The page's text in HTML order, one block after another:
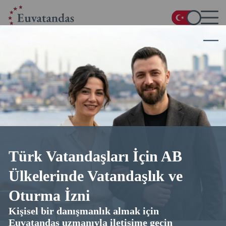
İspanya’da Oturma İzni Nasıl Alınır
13.03.2026
38 dakika okuma
4.9üzerinden 5 (38oylar)
Türk Vatandaşları İçin AB
Ülkelerinde Vatandaşlık ve
Oturma İzni
Kişisel bir danışmanlık almak için
Euvatandas uzmanıyla iletişime geçin